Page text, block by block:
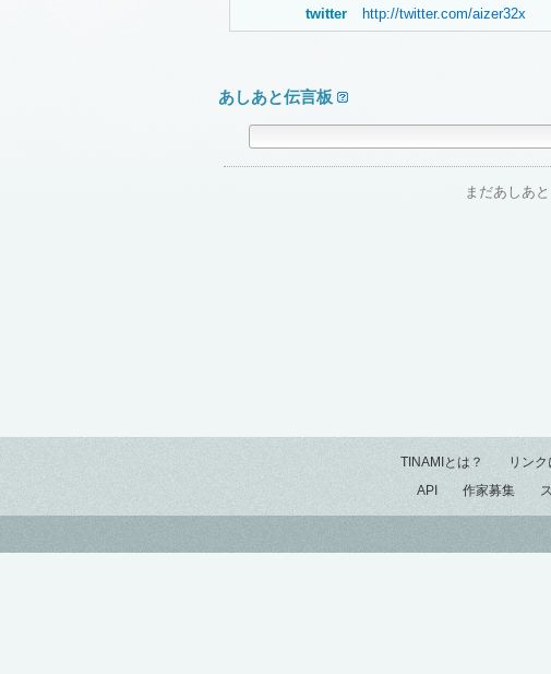
twitter http://twitter.com/aizer32x
あしあと伝言板
まだあしあ
TINAMIとは？ リン
API
作家募集